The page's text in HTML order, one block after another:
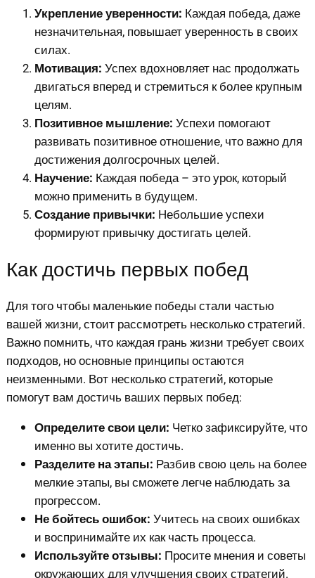
Укрепление уверенности: Каждая победа, даже
незначительная, повышает уверенность в своих
силах.
Мотивация: Успех вдохновляет нас продолжать
двигаться вперед и стремиться к более крупным
целям.
Позитивное мышление: Успехи помогают
развивать позитивное отношение, что важно для
достижения долгосрочных целей.
Научение: Каждая победа – это урок, который
можно применить в будущем.
Создание привычки: Небольшие успехи
формируют привычку достигать целей.
Как достичь первых побед
Для того чтобы маленькие победы стали частью
вашей жизни, стоит рассмотреть несколько стратегий.
Важно помнить, что каждая грань жизни требует своих
подходов, но основные принципы остаются
неизменными. Вот несколько стратегий, которые
помогут вам достичь ваших первых побед:
Определите свои цели: Четко зафиксируйте, что
именно вы хотите достичь.
Разделите на этапы: Разбив свою цель на более
мелкие этапы, вы сможете легче наблюдать за
прогрессом.
Не бойтесь ошибок: Учитесь на своих ошибках
и воспринимайте их как часть процесса.
Используйте отзывы: Просите мнения и советы
окружающих для улучшения своих стратегий.